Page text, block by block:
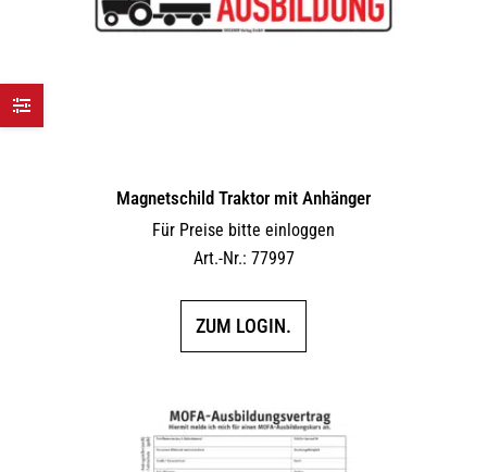
Magnetschild Traktor mit Anhänger
Für Preise bitte einloggen
Art.-Nr.: 77997
ZUM LOGIN.